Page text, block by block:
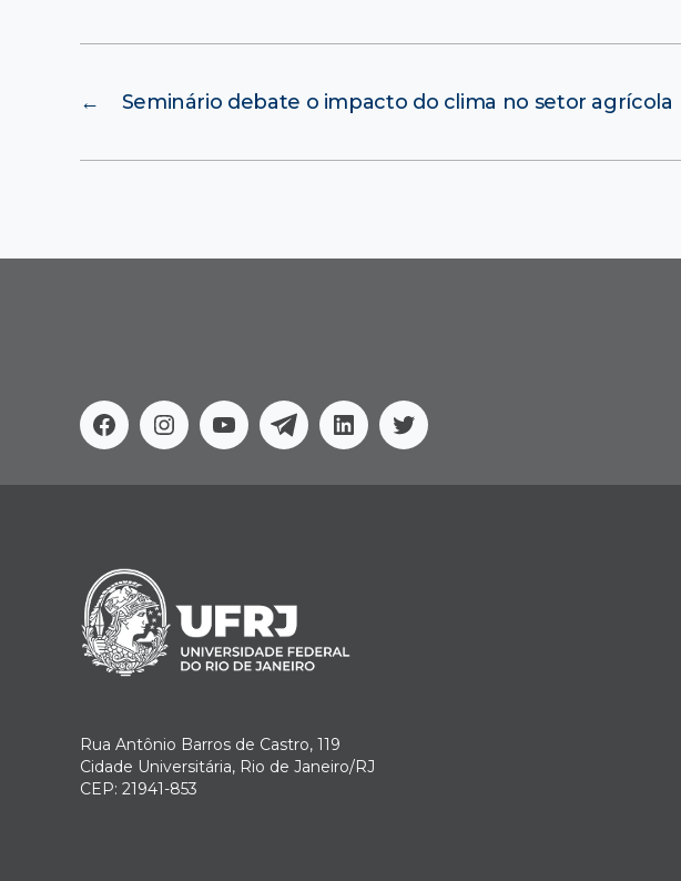
← Seminário debate o impacto do clima no setor agrícola
FacebookInstagram
YoutubeTelegramLinkedinTwitter
Rua Antônio Barros de Castro, 119
Cidade Universitária, Rio de Janeiro/RJ
CEP: 21941-853